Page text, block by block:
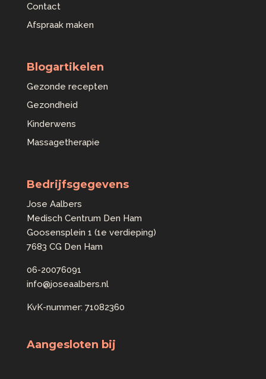
Contact
Afspraak maken
Blogartikelen
Gezonde recepten
Gezondheid
Kinderwens
Massagetherapie
Bedrijfsgegevens
Jose Aalbers
Medisch Centrum Den Ham
Goosensplein 1 (1e verdieping)
7683 CG Den Ham
06-20076091
info@joseaalbers.nl
KvK-nummer: 71082360
Aangesloten bij